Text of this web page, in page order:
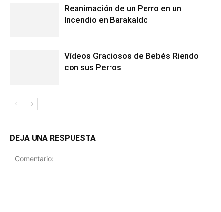
Reanimación de un Perro en un
Incendio en Barakaldo
Vídeos Graciosos de Bebés Riendo
con sus Perros
DEJA UNA RESPUESTA